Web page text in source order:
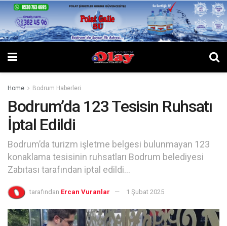
Home Bodrum Haberleri
Bodrum’da 123 Tesisin Ruhsatı
İptal Edildi
Bodrum’da turizm işletme belgesi bulunmayan 123
konaklama tesisinin ruhsatları Bodrum belediyesi
Zabıtası tarafından iptal edildi…
tarafından Ercan Vuranlar 1 Şubat 2025